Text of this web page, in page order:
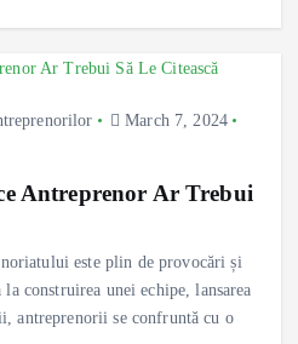
March 7, 2024
Antreprenor Ar Trebui
este plin de provocări și
construirea unei echipe, lansarea
antreprenorii se confruntă cu o